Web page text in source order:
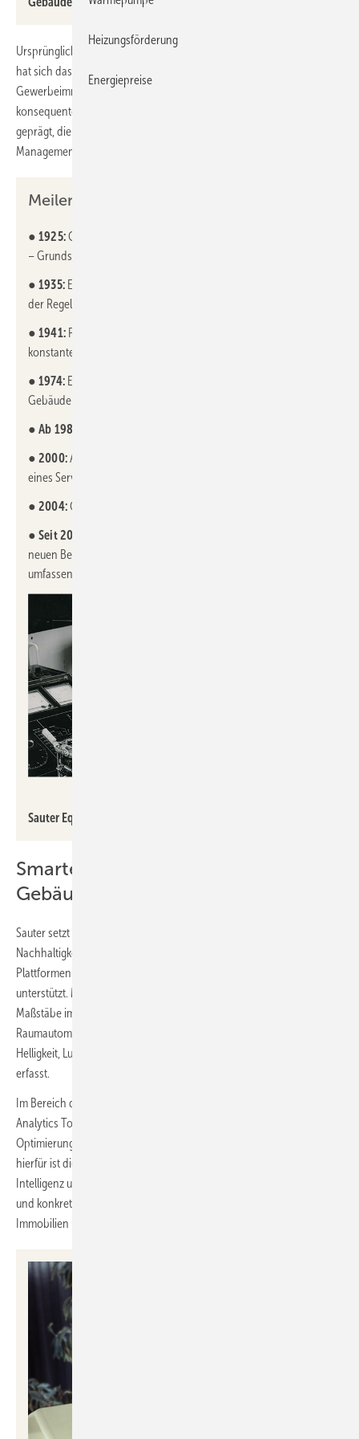
Ursprünglich als Hersteller elektrischer Heißwasserspeicher gestartet,
hat sich das Unternehmen zum Lifecycle Partner für nachhaltige
Gewerbeimmobilien entwickelt. Dieser Wandel wurde durch eine
konsequente Ausrichtung auf moderne Gebäudetechnologien
geprägt, die heute Gebäudeautomation, Systemintegration, Facility
Management und HLK-Anlagenbau umfassen.
Meilensteine:
● 1925:Gründung der „Cumulus Werke“ in Freiburg im Breisgau
– Grundstein für das heutige Unternehmen
● 1935: Erweiterung des Portfolios um elektrische Komponenten
der Regeltechnik für Heizungs-, Lüftungs- und Klimatechnik
● 1941: Früher Erfolg mit dem Heizungsregler Equitherm zur
konstanten Temperaturregelung
● 1974: Einführung des ersten softwaregesteuerten
Gebäudeleitsystems
● Ab 1980er-Jahren:
● 2000:Ausbau des Dienstleistungsangebots durch Einführung
eines Servicekonzepts
● 2004:Gründung des Facility Management Bereichs
● Seit 2010:
neuen Bereich HLK Anlagenbau – Positionierung als
umfassender Lifecycle Partner
Sauter Equitherm für eine konstante Temperaturregelung.
Smarte Lösungen für nachhaltige
Gebäude
Sauter setzt verschiedene Lösungen ein, um die Effizienz und
Nachhaltigkeit von Gebäuden zu verbessern. Bspw. wird mit digitalen
Plattformen ein transparenter und effizienter Gebäudebetrieb
unterstützt. Mit dem Smart Sensor viaSens setzt das Unternehmen
Maßstäbe im Echtzeit-Monitoring für eine ressourcenschonende
Raumautomation, indem er Parameter wie Temperatur, Feuchte,
Helligkeit, Luftqualität (VOC, CO
erfasst.
Im Bereich der energetischen Modernisierung nutzt der Hersteller ein
Analytics Tool, ein KI-Modell und den digitalen Gebäudezwilling zur
Optimierung der Energieeffizienz und CO
hierfür ist die ESG-Software amanteia, die mittels Künstlicher
Intelligenz und wenigen Gebäudedaten einen digitalen Zwilling erstellt
und konkrete, kosteneffiziente Vorschläge zur Dekarbonisierung von
Immobilien unterbreitet.
Heizungsförderung
Energiepreise